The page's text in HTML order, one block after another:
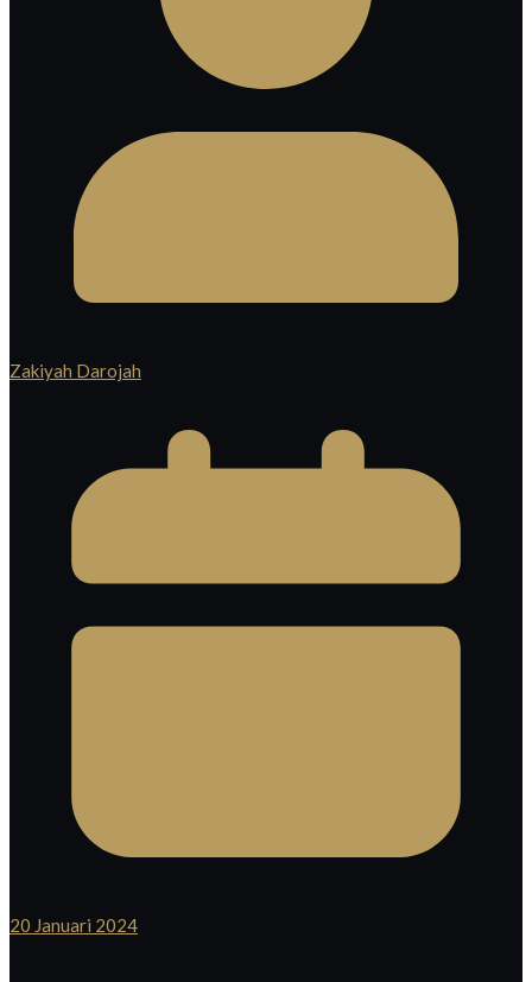
Zakiyah Darojah
20 Januari 2024